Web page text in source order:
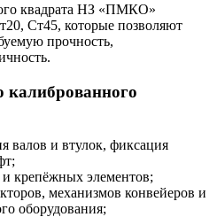
квадрата НЗ «ПМКО»
Ст45, которые позволяют
прочность,
калиброванного
валов и втулок, фиксация
и крепёжных элементов;
механизмов конвейеров и
оборудования;